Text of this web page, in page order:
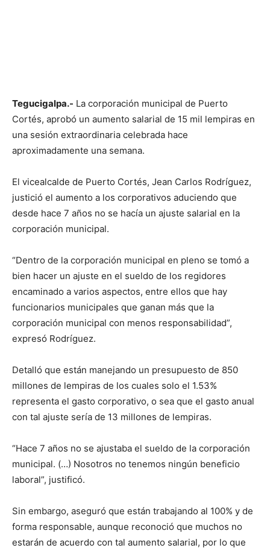
Tegucigalpa.- La corporación municipal de Puerto
Cortés, aprobó un aumento salarial de 15 mil lempiras en
una sesión extraordinaria celebrada hace
aproximadamente una semana.
El vicealcalde de Puerto Cortés, Jean Carlos Rodríguez,
justició el aumento a los corporativos aduciendo que
desde hace 7 años no se hacía un ajuste salarial en la
corporación municipal.
“Dentro de la corporación municipal en pleno se tomó a
bien hacer un ajuste en el sueldo de los regidores
encaminado a varios aspectos, entre ellos que hay
funcionarios municipales que ganan más que la
corporación municipal con menos responsabilidad”,
expresó Rodríguez.
Detalló que están manejando un presupuesto de 850
millones de lempiras de los cuales solo el 1.53%
representa el gasto corporativo, o sea que el gasto anual
con tal ajuste sería de 13 millones de lempiras.
“Hace 7 años no se ajustaba el sueldo de la corporación
municipal. (…) Nosotros no tenemos ningún beneficio
laboral”, justificó.
Sin embargo, aseguró que están trabajando al 100% y de
forma responsable, aunque reconoció que muchos no
estarán de acuerdo con tal aumento salarial, por lo que